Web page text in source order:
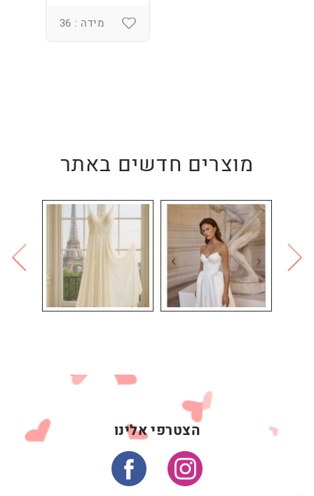
מידה : 36
מוצרים חדשים באתר
הצטרפי אלינו